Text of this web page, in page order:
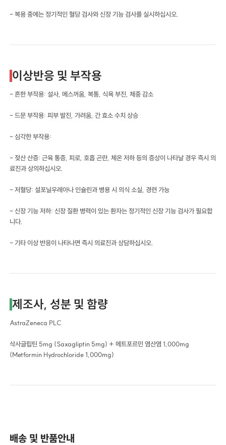
- 복용 중에는 정기적인 혈당 검사와 신장 기능 검사를 실시하십시오.
이상반응 및 부작용
- 흔한 부작용: 설사, 메스꺼움, 복통, 식욕 부진, 체중 감소
- 드문 부작용: 피부 발진, 가려움, 간 효소 수치 상승
- 심각한 부작용:
- 젖산 산증: 근육 통증, 피로, 호흡 곤란, 체온 저하 등의 증상이 나타날 경우 즉시 의
료진과 상의하십시오.
- 저혈당: 설포닐우레아나 인슐린과 병용 시 의식 소실, 경련 가능
- 신장 기능 저하: 신장 질환 병력이 있는 환자는 정기적인 신장 기능 검사가 필요합
니다.
- 기타 이상 반응이 나타나면 즉시 의료진과 상담하십시오.
제조사, 성분 및 함량
AstraZeneca PLC
삭사글립틴 5mg (Saxagliptin 5mg) + 메트포르민 염산염 1,000mg
(Metformin Hydrochloride 1,000mg)
배송 및 반품안내